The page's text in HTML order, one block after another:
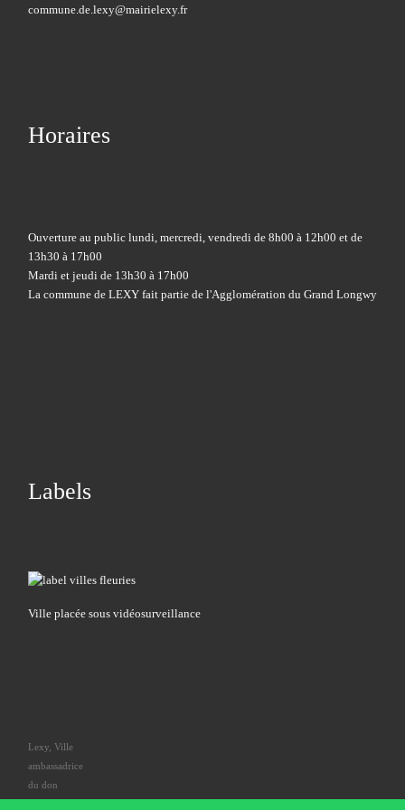
commune.de.lexy@mairielexy.fr
Horaires
Ouverture au public lundi, mercredi, vendredi de 8h00 à 12h00 et de
13h30 à 17h00
Mardi et jeudi de 13h30 à 17h00
La commune de LEXY fait partie de l'Agglomération du Grand Longwy
Labels
Ville placée sous vidéosurveillance
Lexy, Ville
ambassadrice
du don